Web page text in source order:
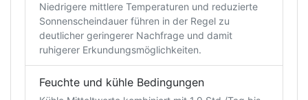
Niedrigere mittlere Temperaturen und reduzierte
Sonnenscheindauer führen in der Regel zu
deutlicher geringerer Nachfrage und damit
ruhigerer Erkundungsmöglichkeiten.
Feuchte und kühle Bedingungen